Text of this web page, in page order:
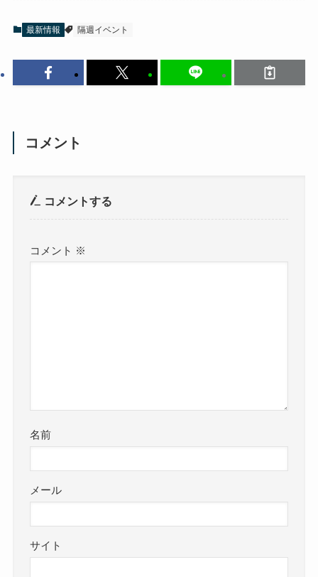
最新情報 隔週イベント
コメント
コメントする
コメント ※
名前
メール
サイト